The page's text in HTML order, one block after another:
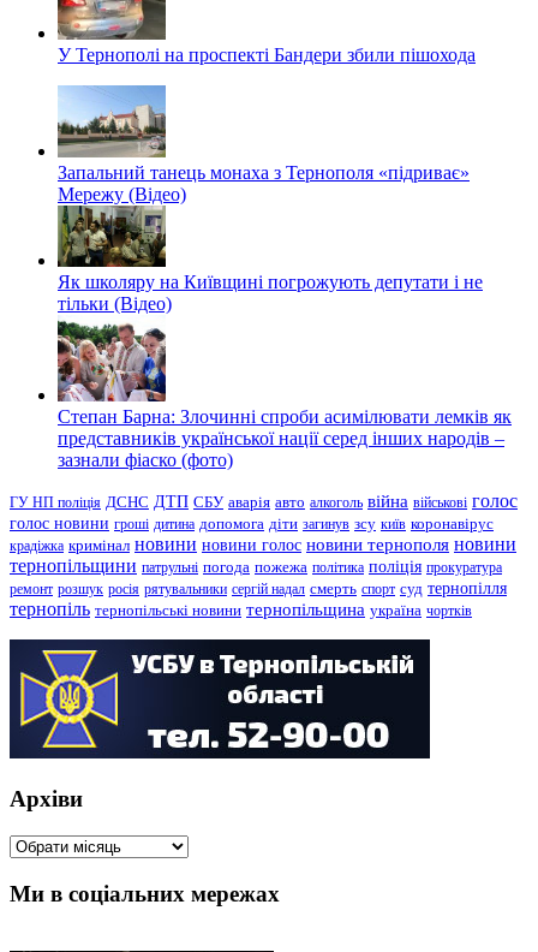
У Тернополі на проспекті Бандери збили пішохода
Запальний танець монаха з Тернополя «підриває»
Мережу (Відео)
Як школяру на Київщині погрожують депутати і не
тільки (Відео)
Степан Барна: Злочинні спроби асимілювати лемків як
представників української нації серед інших народів –
зазнали фіаско (фото)
ГУ НП поліція ДСНС ДТП СБУ аварія авто алкоголь війна військові голос
голос новини гроші дитина допомога діти загинув зсу київ коронавірус
крадіжка кримінал новини новини голос новини тернополя новини
тернопільщини патрульні погода пожежа політика поліція прокуратура
ремонт розшук росія рятувальники сергій надал смерть спорт суд тернопілля
тернопіль тернопільські новини тернопільщина україна чортків
Архіви
Архіви
Ми в соціальних мережах